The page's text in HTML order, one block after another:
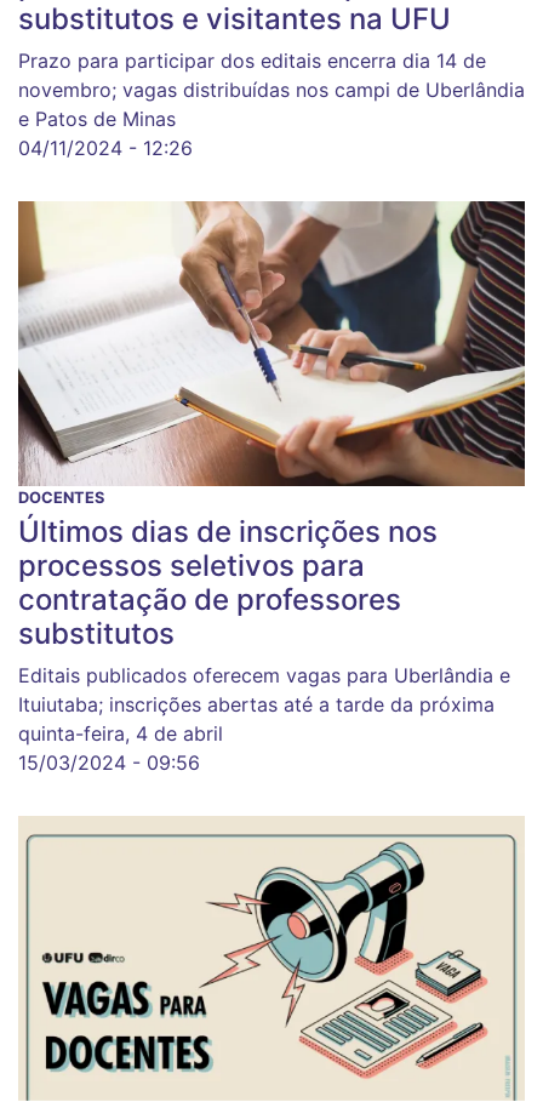
substitutos e visitantes na UFU
Prazo para participar dos editais encerra dia 14 de
novembro; vagas distribuídas nos campi de Uberlândia
e Patos de Minas
04/11/2024 - 12:26
DOCENTES
Últimos dias de inscrições nos
processos seletivos para
contratação de professores
substitutos
Editais publicados oferecem vagas para Uberlândia e
Ituiutaba; inscrições abertas até a tarde da próxima
quinta-feira, 4 de abril
15/03/2024 - 09:56